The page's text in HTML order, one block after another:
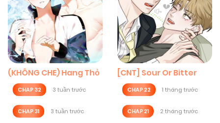
(KHÔNG CHE) Hang Thỏ
CHAP 32 3 tuần trước
CHAP 31 3 tuần trước
[CNT] Sour Or Bitter
CHAP 22 1 tháng trước
CHAP 21 2 tháng trước